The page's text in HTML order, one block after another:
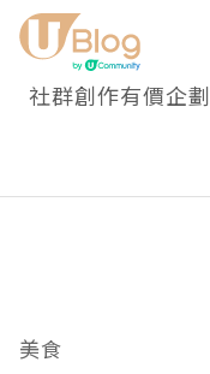
社群創作有價企劃
美食